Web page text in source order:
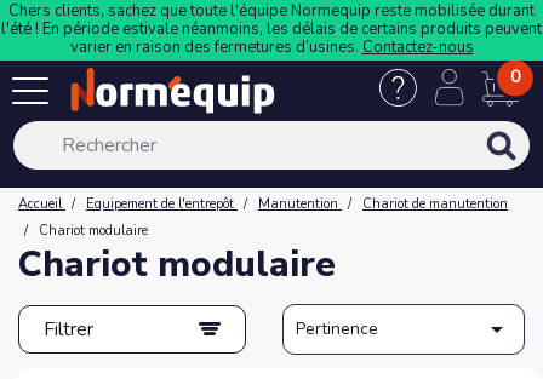
Chers clients, sachez que toute l'équipe Normequip reste mobilisée durant
l'été ! En période estivale néanmoins, les délais de certains produits peuvent
varier en raison des fermetures d’usines. Contactez-nous
0
Accueil Equipement de l'entrepôt Manutention
Chariot de manutention
Chariot modulaire
Chariot modulaire
Pertinence 
Filtrer